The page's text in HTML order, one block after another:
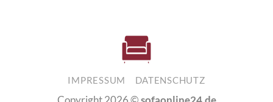
IMPRESSUM DATENSCHUTZ